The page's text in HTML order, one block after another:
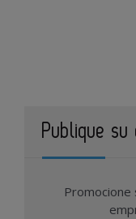
Publique su